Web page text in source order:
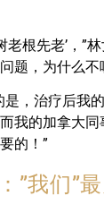
老根先老’，”
题，为什么不
是，治疗后我
我的加拿大
的！”
”我们”